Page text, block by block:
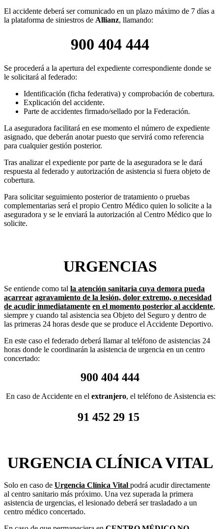
El accidente deberá ser comunicado en un plazo máximo de 7 días a
la plataforma de siniestros de Allianz, llamando:
900 404 444
Se procederá a la apertura del expediente correspondiente donde se
le solicitará al federado:
Identificación (ficha federativa) y comprobación de cobertura.
Explicación del accidente.
Parte de accidentes firmado/sellado por la Federación.
La aseguradora facilitará en ese momento el número de expediente
asignado, que deberán anotar puesto que servirá como referencia
para cualquier gestión posterior.
Tras analizar el expediente por parte de la aseguradora se le dará
respuesta al federado y autorización de asistencia si fuera objeto de
cobertura.
Para solicitar seguimiento posterior de tratamiento o pruebas
complementarias será el propio Centro Médico quien lo solicite a la
aseguradora y se le enviará la autorización al Centro Médico que lo
solicite.
URGENCIAS
Se entiende como tal la atención sanitaria cuya demora pueda
acarrear agravamiento de la lesión, dolor extremo, o necesidad
de acudir inmediatamente en el momento posterior al accidente,
siempre y cuando tal asistencia sea Objeto del Seguro y dentro de
las primeras 24 horas desde que se produce el Accidente Deportivo.
En este caso el federado deberá llamar al teléfono de asistencias 24
horas donde le coordinarán la asistencia de urgencia en un centro
concertado:
900 404 444
En caso de Accidente en el extranjero, el teléfono de Asistencia es:
91 452 29 15
URGENCIA CLÍNICA VITAL
Solo en caso de Urgencia Clínica Vital podrá acudir directamente
al centro sanitario más próximo. Una vez superada la primera
asistencia de urgencias, el lesionado deberá ser trasladado a un
centro médico concertado.